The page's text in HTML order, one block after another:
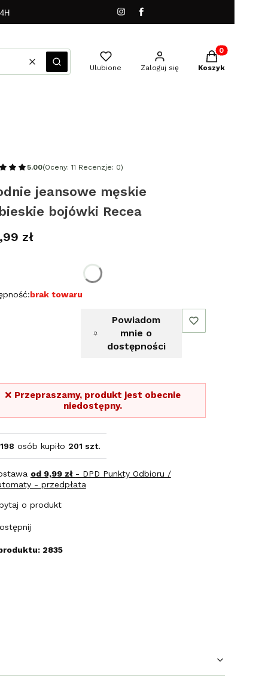
WyczyśćSzukaj Ulubione Zaloguj się
Produkty w
Koszyk
5.00(Oceny: 11 Recenzje: 0)
jeansowe męskie
bojówki Recea
zł
brak towaru
Powiadom
mnie o
dostępności
❌ Przepraszamy, produkt jest obecnie
niedostępny.
198 osób kupiło201 szt.
od 9,99 zł - DPD Punkty Odbioru /
- przedpłata
o produkt
2835